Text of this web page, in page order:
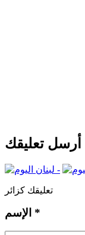
أرسل تعليقك
تعليقك كزائر
*